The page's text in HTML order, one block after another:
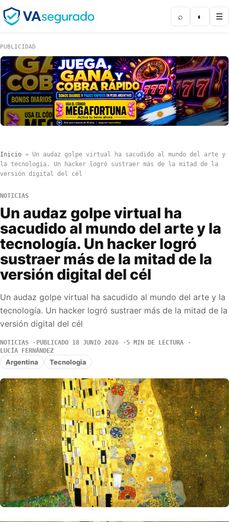
⌕ ◐ ☰
PUBLICIDAD
Inicio » Un audaz golpe virtual ha sacudido al mundo del arte y
la tecnología. Un hacker logró sustraer más de la mitad de la
versión digital del cél
NOTICIAS
Un audaz golpe virtual ha
sacudido al mundo del arte y la
tecnología. Un hacker logró
sustraer más de la mitad de la
versión digital del cél
Un audaz golpe virtual ha sacudido al mundo del arte y la
tecnología. Un hacker logró sustraer más de la mitad de la
versión digital del cél
NOTICIAS PUBLICADO 18 JUNIO 2026
5 MIN DE LECTURA
LUCÍA FERNÁNDEZ
Argentina Tecnologia